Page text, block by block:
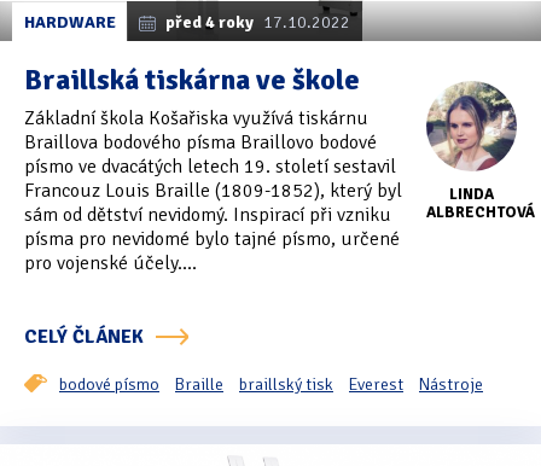
Hledání
Asistivní software(428)
Běžný software(284)
Tipy & triky(17)
HARDWARE před 4 roky 17.10.2022
LINDA
ALBRECHTOVÁ
Braillská tiskárna ve škole
Základní škola Košařiska využívá tiskárnu
Braillova bodového písma Braillovo bodové
písmo ve dvacátých letech 19. století sestavil
Francouz Louis Braille (1809-1852), který byl
sám od dětství nevidomý. Inspirací při vzniku
písma pro nevidomé bylo tajné písmo, určené
pro vojenské účely....
CELÝ ČLÁNEK
bodové písmo Braille braillský tisk Everest Nástroje